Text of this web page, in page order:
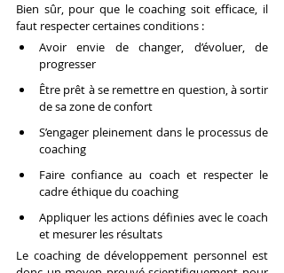
Bien sûr, pour que le coaching soit efficace, il
faut respecter certaines conditions :
Avoir envie de changer, d’évoluer, de
progresser
Être prêt à se remettre en question, à sortir
de sa zone de confort
S’engager pleinement dans le processus de
coaching
Faire confiance au coach et respecter le
cadre éthique du coaching
Appliquer les actions définies avec le coach
et mesurer les résultats
Le coaching de développement personnel est